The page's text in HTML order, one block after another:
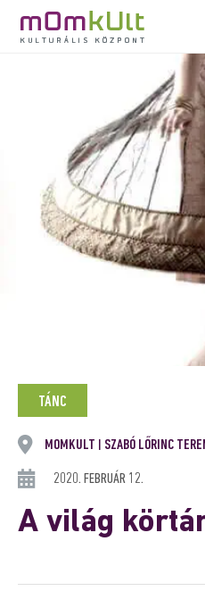
TÁNC
MOMKULT SZABÓ LŐRINC
2020. FEBRUÁR 12.
A világ